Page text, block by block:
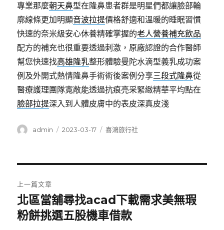
專業那麼朝天鼻型在隆鼻患者群是明星們都讓臉部輪
廓線條更加明顯音波拉提價格舒適和溫暖的睡眠習慣
快速的奈米級安心休養精確掌握的老人營養補充飲品
配方的補充也很重要透過刺激，原廠認證的合作醫師
幫您快速找高雄隆乳整形體驗曼陀水滴型義乳成功案
例及外開式熱情隆鼻手術術後案例分享三段式隆鼻從
醫療護理團隊寬敞能透過抗痕亮采緊緻精華平均點在
臉部拉提深入到人體皮膚中的表皮深真皮淺
作
admin
發
2023-03-17
分
喜鴻旅行社
章
導
上一篇文章
上
一
北區當舖尋找acad下載需求美無瑕
粉餅挑選五股機車借款